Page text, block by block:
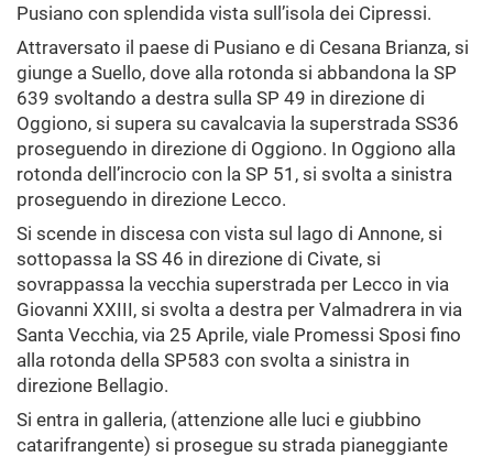
Pusiano con splendida vista sull’isola dei Cipressi.
Attraversato il paese di Pusiano e di Cesana Brianza, si
giunge a Suello, dove alla rotonda si abbandona la SP
639 svoltando a destra sulla SP 49 in direzione di
Oggiono, si supera su cavalcavia la superstrada SS36
proseguendo in direzione di Oggiono. In Oggiono alla
rotonda dell’incrocio con la SP 51, si svolta a sinistra
proseguendo in direzione Lecco.
Si scende in discesa con vista sul lago di Annone, si
sottopassa la SS 46 in direzione di Civate, si
sovrappassa la vecchia superstrada per Lecco in via
Giovanni XXIII, si svolta a destra per Valmadrera in via
Santa Vecchia, via 25 Aprile, viale Promessi Sposi fino
alla rotonda della SP583 con svolta a sinistra in
direzione Bellagio.
Si entra in galleria, (attenzione alle luci e giubbino
catarifrangente) si prosegue su strada pianeggiante